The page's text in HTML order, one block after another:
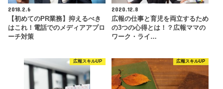
2018.2.6
【初めてのPR業務】抑えるべき
はこれ！電話でのメディアアプロ
ーチ対策
2020.12.8
広報の仕事と育児を両立するため
の3つの心得とは！？広報ママの
ワーク・ライ…
広報スキルUP 広報スキルUP